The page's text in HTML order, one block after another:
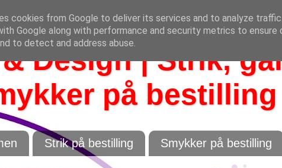
Design | Strik,
på bestilling
Strik på bestilling Smykker på bestilling
cookies from Google to deliver its services and to analyze
Google along with performance and security metrics to
to detect and address abuse.